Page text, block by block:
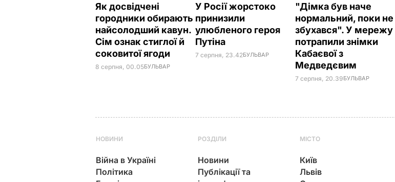
Як досвідчені
городники обирають
найсолодший кавун.
Сім ознак стиглої й
соковитої ягоди
8 серпня, 00.05БУЛЬВАР
У Росії жорстоко
принизили
улюбленого героя
Путіна
7 серпня, 23.42БУЛЬВАР
"Дімка був наче
нормальний, поки не
збухався". У мережу
потрапили знімки
Кабаєвої з
Медведєвим
7 серпня, 20.39БУЛЬВАР
НОВИНИ
Війна в Україні
Політика
РОЗДІЛИ
Новини
Публікації та
МІСТО
Київ
Львів